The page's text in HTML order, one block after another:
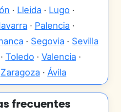
· Lleida · Lugo ·
· Palencia ·
· Segovia · Sevilla
· Toledo · Valencia ·
Zaragoza · Ávila
frecuentes